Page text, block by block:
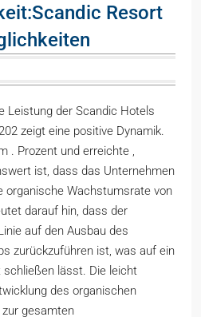
Resort
Leistung der Scandic Hotels
zeigt eine positive Dynamik.
. Prozent und erreichte ,
ist, dass das Unternehmen
organische Wachstumsrate von
darauf hin, dass der
auf den Ausbau des
zurückzuführen ist, was auf ein
lässt. Die leicht
des organischen
gesamten